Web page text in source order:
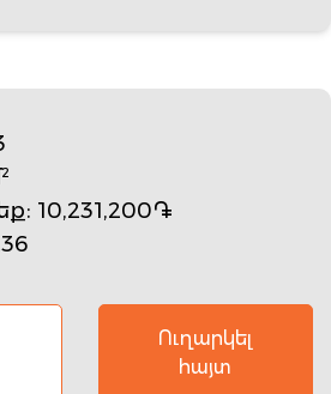
: 10,231,200֏
Ուղարկել
հայտ